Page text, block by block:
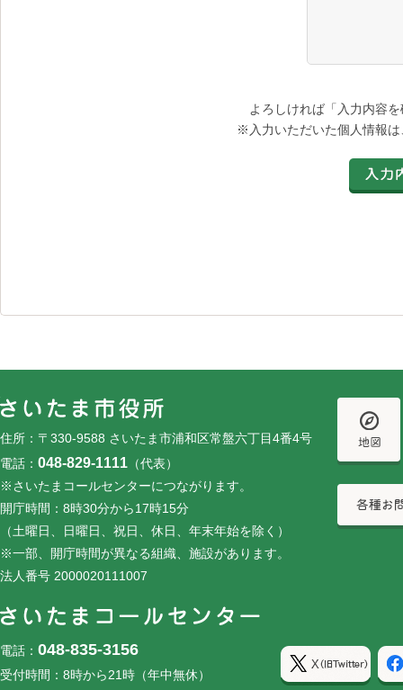
よろしければ「入力内容
※入力いただいた個人情報
住所：〒330-9588 さいたま市浦和区常盤六丁目4番4号
電話： 048-829-1111 （代表）
※さいたまコールセンターにつながります。
開庁時間：8時30分から17時15分
（土曜日、日曜日、祝日、休日、年末年始を除く）
※一部、開庁時間が異なる組織、施設があります。
法人番号 2000020111007
電話： 048-835-3156
受付時間：8時から21時（年中無休）